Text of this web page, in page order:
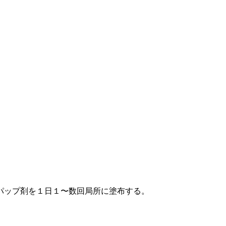
プ剤を１日１〜数回局所に塗布する。